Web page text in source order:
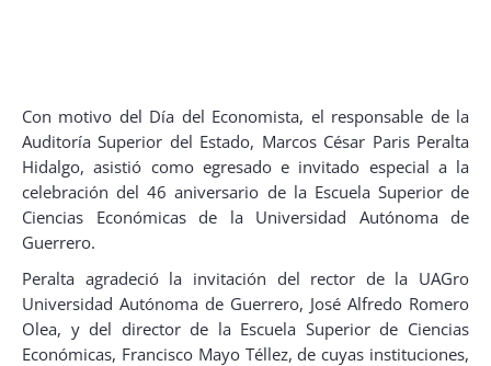
Con motivo del Día del Economista, el responsable de la
Auditoría Superior del Estado, Marcos César Paris Peralta
Hidalgo, asistió como egresado e invitado especial a la
celebración del 46 aniversario de la Escuela Superior de
Ciencias Económicas de la Universidad Autónoma de
Guerrero.
Peralta agradeció la invitación del rector de la UAGro
Universidad Autónoma de Guerrero, José Alfredo Romero
Olea, y del director de la Escuela Superior de Ciencias
Económicas, Francisco Mayo Téllez, de cuyas instituciones,